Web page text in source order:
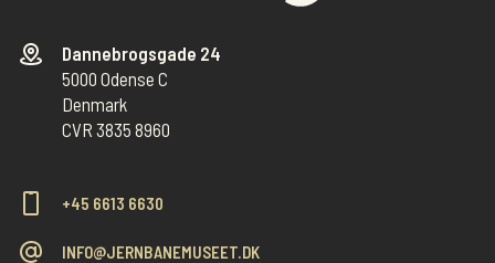
Dannebrogsgade 24
5000 Odense C
Denmark
CVR 3835 8960
+45 6613 6630
INFO@JERNBANEMUSEET.DK